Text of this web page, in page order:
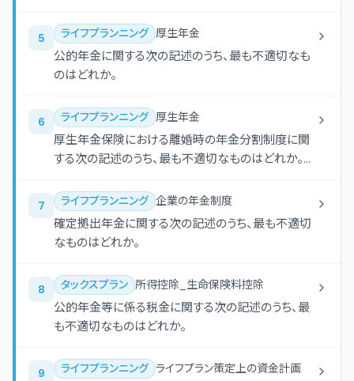
5 ライフプランニング 厚生年金
公的年金に関する次の記述のうち、最も不適切なも
のはどれか。
6 ライフプランニング 厚生年金
厚生年金保険における離婚時の年金分割制度に関
する次の記述のうち、最も不適切なものはどれか。な
例」による標準報酬の改定を合意分割といい、「被扶
養配偶者である期間についての特例」による標準報
酬の改定を3号分割という。
7 ライフプランニング 企業の年金制度
確定拠出年金に関する次の記述のうち、最も不適切
なものはどれか。
8 タックスプラン 所得控除_生命保険料控除
公的年金等に係る税金に関する次の記述のうち、最
も不適切なものはどれか。
9 ライフプランニング ライフプラン策定上の資金計画